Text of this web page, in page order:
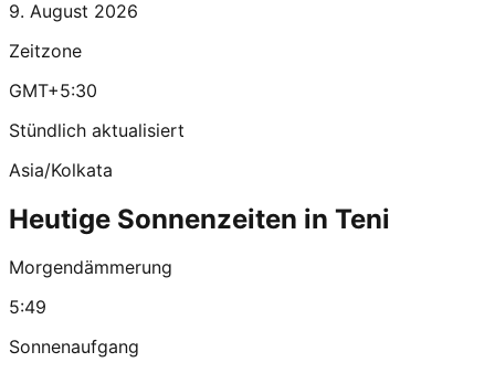
9. August 2026
Zeitzone
GMT+5:30
Stündlich aktualisiert
Asia/Kolkata
Heutige Sonnenzeiten in Teni
Morgendämmerung
5:49
Sonnenaufgang